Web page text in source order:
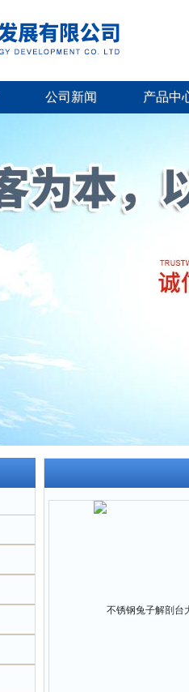
公司新闻 产品中